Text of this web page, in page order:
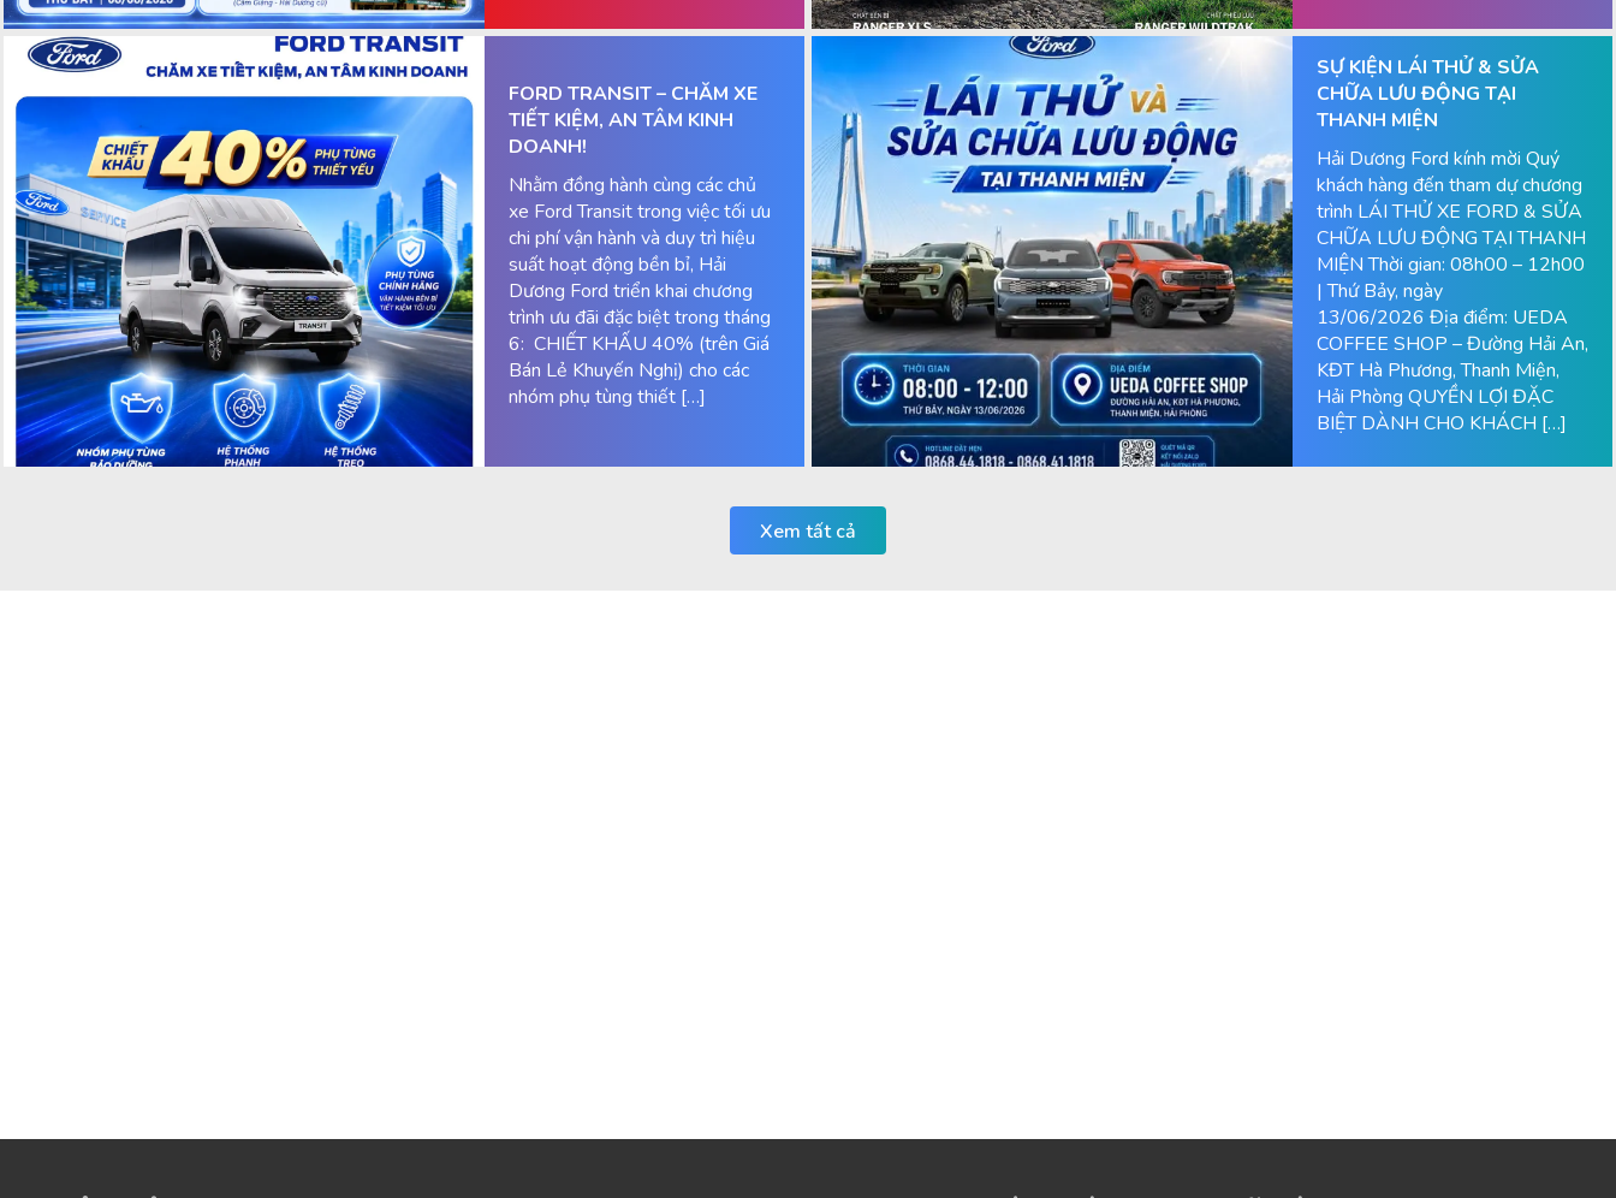
FORD TRANSIT – CHĂM XE
TIẾT KIỆM, AN TÂM KINH
DOANH!
Nhằm đồng hành cùng các chủ
xe Ford Transit trong việc tối ưu
chi phí vận hành và duy trì hiệu
suất hoạt động bền bỉ, Hải
Dương Ford triển khai chương
trình ưu đãi đặc biệt trong tháng
6: CHIẾT KHẤU 40% (trên Giá
Bán Lẻ Khuyến Nghị) cho các
nhóm phụ tùng thiết […]
SỰ KIỆN LÁI THỬ & SỬA
CHỮA LƯU ĐỘNG TẠI
THANH MIỆN
Hải Dương Ford kính mời Quý
khách hàng đến tham dự chương
trình LÁI THỬ XE FORD & SỬA
CHỮA LƯU ĐỘNG TẠI THANH
MIỆN Thời gian: 08h00 – 12h00
| Thứ Bảy, ngày
13/06/2026 Địa điểm: UEDA
COFFEE SHOP – Đường Hải An,
KĐT Hà Phương, Thanh Miện,
Hải Phòng QUYỀN LỢI ĐẶC
BIỆT DÀNH CHO KHÁCH […]
Xem tất cả